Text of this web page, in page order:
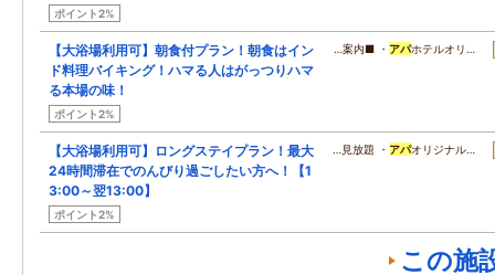
ポイント2%
【大浴場利用可】朝食付プラン！朝食はイン
ド料理バイキング！ハマる人はがっつりハマ
る本場の味！
ポイント2%
…案内■ ・ アパホテルオリ…
【大浴場利用可】ロングステイプラン！最大
24時間滞在でのんびり過ごしたい方へ！【1
3:00～翌13:00】
ポイント2%
…見放題 ・ アパオリジナル…
この施